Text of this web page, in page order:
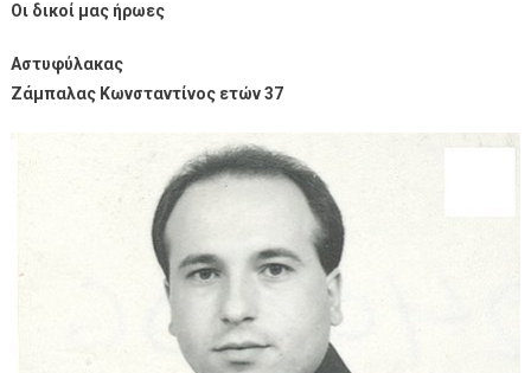
Οι δικοί μας ήρωες
Αστυφύλακας
Ζάμπαλας Κωνσταντίνος ετών 37